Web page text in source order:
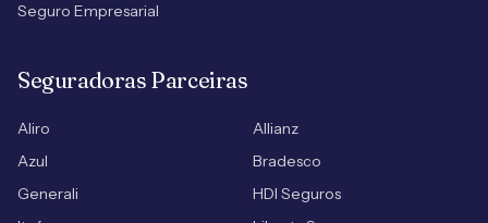
Seguro Empresarial
Seguradoras Parceiras
Aliro
Allianz
Azul
Bradesco
Generali
HDI Seguros